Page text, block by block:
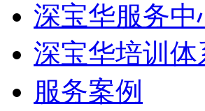
深宝华服务中
深宝华培训体
服务案例